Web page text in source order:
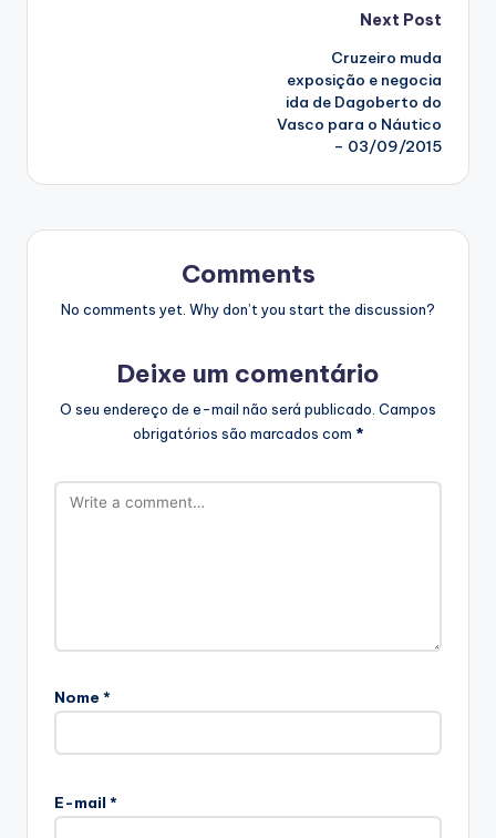
Next Post
Cruzeiro muda
exposição e negocia
ida de Dagoberto do
Vasco para o Náutico
– 03/09/2015
Comments
No comments yet. Why don’t you start the discussion?
Deixe um comentário
O seu endereço de e-mail não será publicado. Campos
obrigatórios são marcados com *
Nome *
E-mail *